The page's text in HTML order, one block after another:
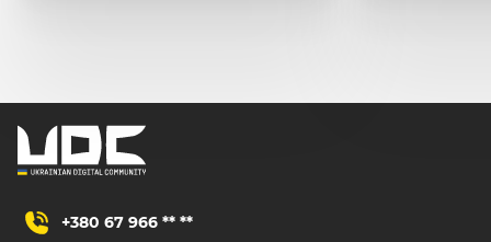
+380 67 966 ** **